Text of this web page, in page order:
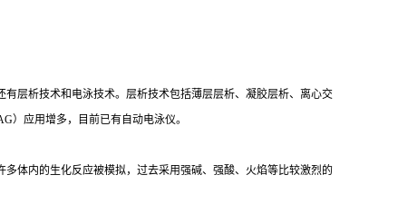
层析技术和电泳技术。层析技术包括薄层层析、凝胶层析、离心交
）应用增多，目前已有自动电泳仪。
体内的生化反应被模拟，过去采用强碱、强酸、火焰等比较激烈的